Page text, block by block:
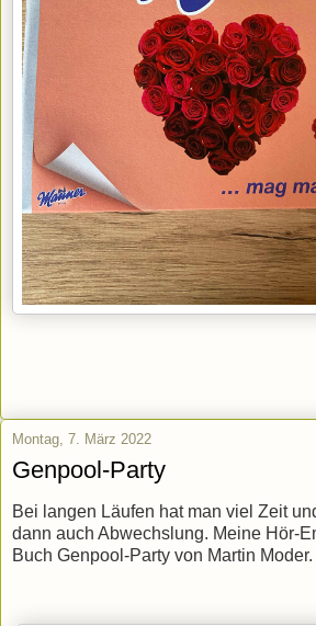
Montag, 7. März 2022
Genpool-Party
Bei langen Läufen hat man viel Zeit
dann auch Abwechslung. Meine Hör-
Buch Genpool-Party von Martin Moder.